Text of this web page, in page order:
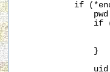
if
if
               }